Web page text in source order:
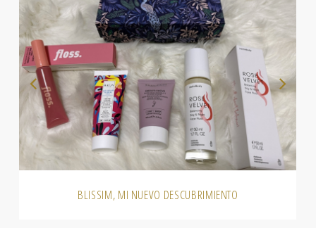
BLISSIM, MI NUEVO DESCUBRIMIENTO